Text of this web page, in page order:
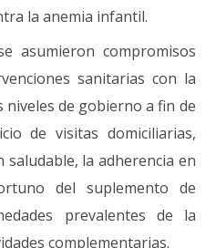
la anemia infantil.
asumieron compromisos
sanitarias con la
de gobierno a fin de
de visitas domiciliarias,
la adherencia en
del suplemento de
prevalentes de la
complementarias.